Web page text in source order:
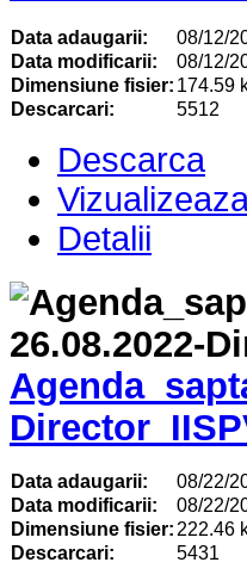
Data adaugarii:
08/12/
Data modificarii:
08/12/
Dimensiune fisier: 174.59
Descarcari:
5512
Descarca
Detalii
Data adaugarii:
08/22/
Data modificarii:
08/22/
Dimensiune fisier:222.46
Descarcari:
5431